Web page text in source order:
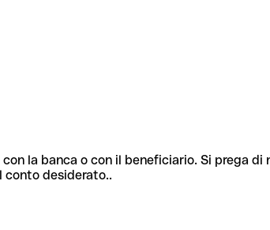
la banca o con il beneficiario. Si prega di
conto desiderato..